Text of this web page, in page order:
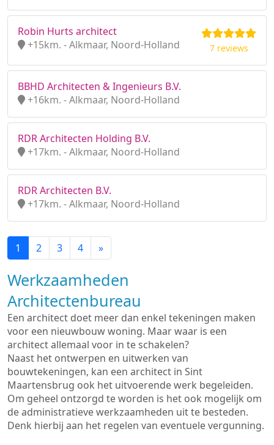
Robin Hurts architect
+15km. - Alkmaar, Noord-Holland
7 reviews
BBHD Architecten & Ingenieurs B.V.
+16km. - Alkmaar, Noord-Holland
RDR Architecten Holding B.V.
+17km. - Alkmaar, Noord-Holland
RDR Architecten B.V.
+17km. - Alkmaar, Noord-Holland
1 2 3 4 »
Werkzaamheden
Architectenbureau
Een architect doet meer dan enkel tekeningen maken
voor een nieuwbouw woning. Maar waar is een
architect allemaal voor in te schakelen?
Naast het ontwerpen en uitwerken van
bouwtekeningen, kan een architect in Sint
Maartensbrug ook het uitvoerende werk begeleiden.
Om geheel ontzorgd te worden is het ook mogelijk om
de administratieve werkzaamheden uit te besteden.
Denk hierbij aan het regelen van eventuele vergunning.